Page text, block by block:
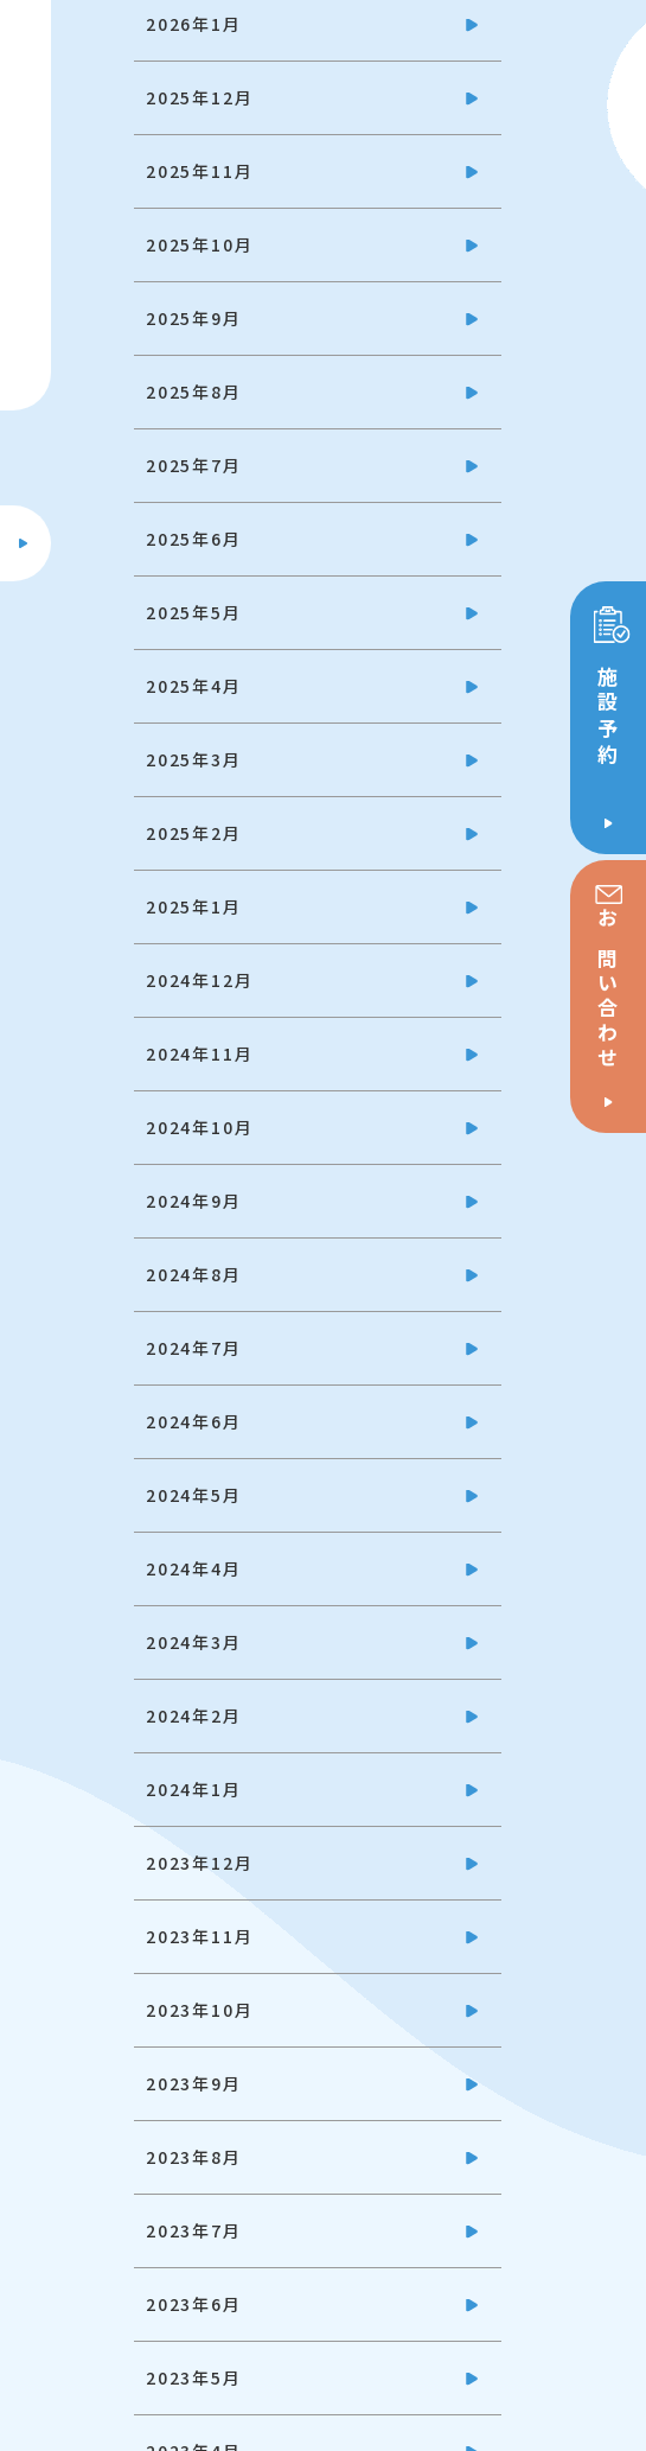
2026年1月
2025年12月
2025年11月
2025年10月
2025年9月
2025年8月
2025年7月
2025年6月
2025年5月
2025年4月
2025年3月
2025年2月
2025年1月
2024年12月
2024年11月
2024年10月
2024年9月
2024年8月
2024年7月
2024年6月
2024年5月
2024年4月
2024年3月
2024年2月
2024年1月
2023年12月
2023年11月
2023年10月
2023年9月
2023年8月
2023年7月
2023年6月
2023年5月
施設予約
お問い合わせ